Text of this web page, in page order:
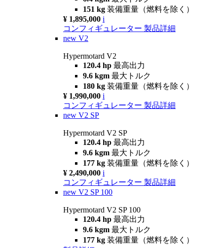
151 kg 装備重量（燃料を除く）
¥ 1,895,000 i
コンフィギュレーター 製品詳細
new V2
Hypermotard V2
120.4 hp 最高出力
9.6 kgm 最大トルク
180 kg 装備重量（燃料を除く）
¥ 1,990,000 i
コンフィギュレーター 製品詳細
new V2 SP
Hypermotard V2 SP
120.4 hp 最高出力
9.6 kgm 最大トルク
177 kg 装備重量（燃料を除く）
¥ 2,490,000 i
コンフィギュレーター 製品詳細
new V2 SP 100
Hypermotard V2 SP 100
120.4 hp 最高出力
9.6 kgm 最大トルク
177 kg 装備重量（燃料を除く）